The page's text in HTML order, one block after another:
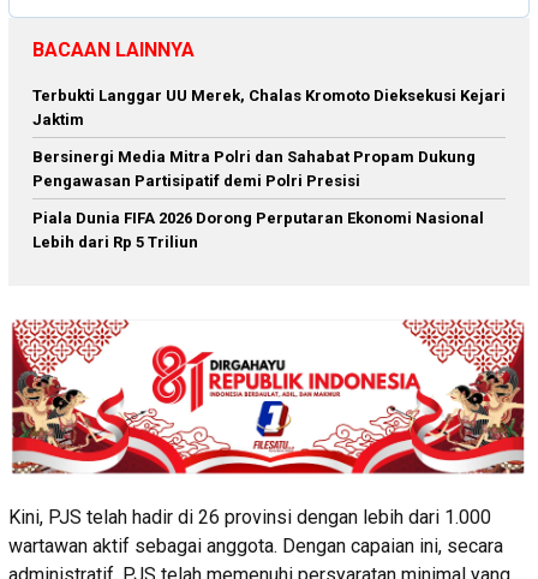
BACAAN LAINNYA
Terbukti Langgar UU Merek, Chalas Kromoto Dieksekusi Kejari
Jaktim
Bersinergi Media Mitra Polri dan Sahabat Propam Dukung
Pengawasan Partisipatif demi Polri Presisi
Piala Dunia FIFA 2026 Dorong Perputaran Ekonomi Nasional
Lebih dari Rp 5 Triliun
Kini, PJS telah hadir di 26 provinsi dengan lebih dari 1.000
wartawan aktif sebagai anggota. Dengan capaian ini, secara